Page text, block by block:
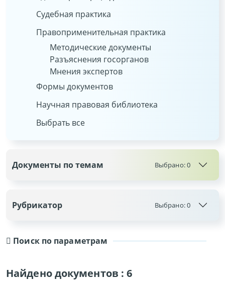
Поиск по параметрам
Найдено документов :6
Судебная практика
Правоприменительная практика
Методические документы
Разъяснения госорганов
Мнения экспертов
Формы документов
Научная правовая библиотека
Выбрать все
Документы по темам Выбрано:0
Рубрикатор Выбрано:0